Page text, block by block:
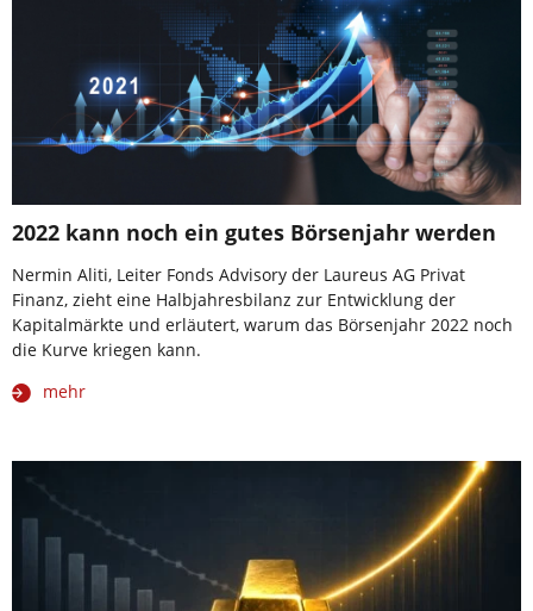
2022 kann noch ein gutes Börsenjahr werden
Nermin Aliti, Leiter Fonds Advisory der Laureus AG Privat
Finanz, zieht eine Halbjahresbilanz zur Entwicklung der
Kapitalmärkte und erläutert, warum das Börsenjahr 2022 noch
die Kurve kriegen kann.
mehr